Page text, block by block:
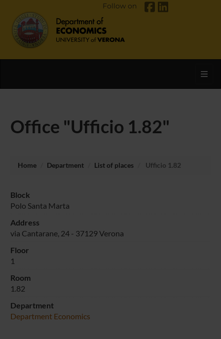
Follow on
Office "Ufficio 1.82"
Home Department List of places Ufficio 1.82
Block
Polo Santa Marta
Address
via Cantarane, 24 - 37129 Verona
Floor
1
Room
1.82
Department
Department Economics